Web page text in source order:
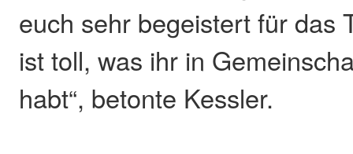
euch sehr begeistert für das
ist toll, was ihr in
habt“, betonte Kessler.